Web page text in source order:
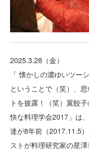
2025.3.28（金）
「 懐かしの濃ゆいツー
ということで（笑）、
トを披露！（笑）翼餃
快な料理学会2017」は
達が8年前（2017.11.5
ストが料理研究家の星